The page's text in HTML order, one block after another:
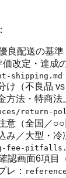
良配送の基準
改定・達成
shipping.md
け（不良品
方法・特商法
return-
意（全国／
み／大型・冷
fee-
認画面6項目
レ：